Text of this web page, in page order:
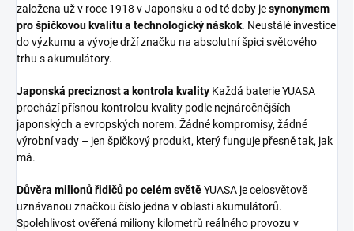
založena už v roce 1918 v Japonsku a od té doby jesynonymem
pro špičkovou kvalitu a technologický náskok. Neustálé investice
do výzkumu a vývoje drží značku na absolutní špici světového
trhu s akumulátory.
Japonská preciznost a kontrola kvality Každá baterie YUASA
prochází přísnou kontrolou kvality podle nejnáročnějších
japonských a evropských norem. Žádné kompromisy, žádné
výrobní vady – jen špičkový produkt, který funguje přesně tak, jak
má.
Důvěra milionů řidičů po celém světěYUASA je celosvětově
uznávanou značkou číslo jedna v oblasti akumulátorů.
Spolehlivost ověřená miliony kilometrů reálného provozu v